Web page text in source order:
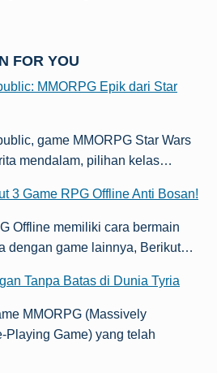
FOR YOU
MMORPG Epik dari Star
game MMORPG Star Wars
mendalam, pilihan kelas…
3 Game RPG Offline Anti Bosan!
Offline memiliki cara bermain
dengan game lainnya, Berikut…
Tanpa Batas di Dunia Tyria
MMORPG (Massively
Playing Game) yang telah